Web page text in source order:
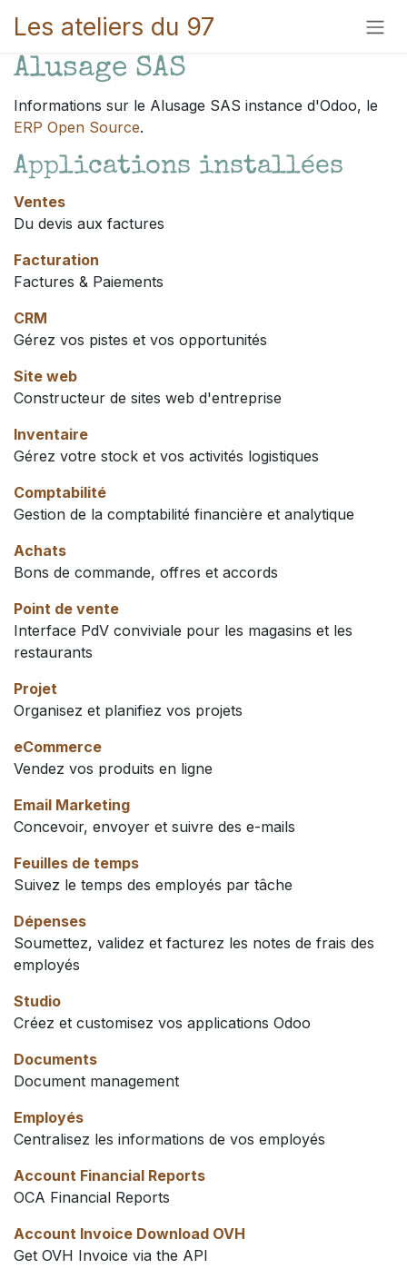
Les ateliers du 97
Alusage SAS
Informations sur le Alusage SAS instance d'Odoo, le
ERP Open Source.
Applications installées
Ventes
Du devis aux factures
Facturation
Factures & Paiements
CRM
Gérez vos pistes et vos opportunités
Site web
Constructeur de sites web d'entreprise
Inventaire
Gérez votre stock et vos activités logistiques
Comptabilité
Gestion de la comptabilité financière et analytique
Achats
Bons de commande, offres et accords
Point de vente
Interface PdV conviviale pour les magasins et les
restaurants
Projet
Organisez et planifiez vos projets
eCommerce
Vendez vos produits en ligne
Email Marketing
Concevoir, envoyer et suivre des e-mails
Feuilles de temps
Suivez le temps des employés par tâche
Dépenses
Soumettez, validez et facturez les notes de frais des
employés
Studio
Créez et customisez vos applications Odoo
Documents
Document management
Employés
Centralisez les informations de vos employés
Account Financial Reports
OCA Financial Reports
Account Invoice Download OVH
Get OVH Invoice via the API